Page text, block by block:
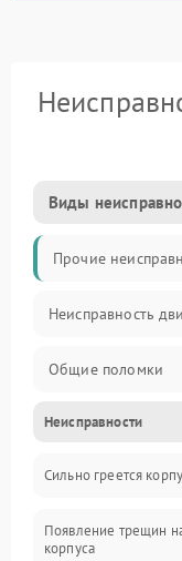
Виды
Прочие
Неисправность
Общие поломки
Неисправность
Неисправность
Проблемы с
Неисправности
Сильно греется
Появление трещин
корпуса